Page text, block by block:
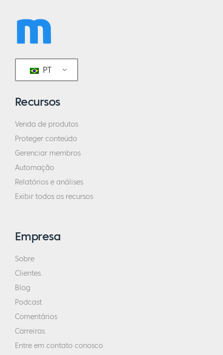
PT
Recursos
Venda de produtos
Proteger conteúdo
Gerenciar membros
Automação
Relatórios e análises
Exibir todos os recursos
Empresa
Sobre
Clientes
Blog
Podcast
Comentários
Carreiras
Entre em contato conosco